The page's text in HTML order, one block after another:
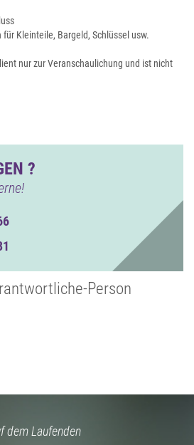
Kleinteile, Bargeld, Schlüssel usw.
nur zur Veranschaulichung und ist nicht
?
Person
dem Laufenden